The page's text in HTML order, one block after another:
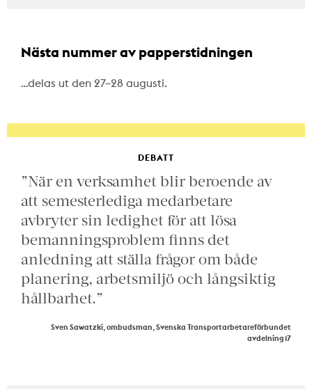
Nästa nummer av papperstidningen
…delas ut den 27–28 augusti.
DEBATT
”När en verksamhet blir beroende av
att semesterlediga medarbetare
avbryter sin ledighet för att lösa
bemanningsproblem finns det
anledning att ställa frågor om både
planering, arbetsmiljö och långsiktig
hållbarhet.”
Sven Sawatzki, ombudsman, Svenska Transportarbetareförbundet
avdelning 17